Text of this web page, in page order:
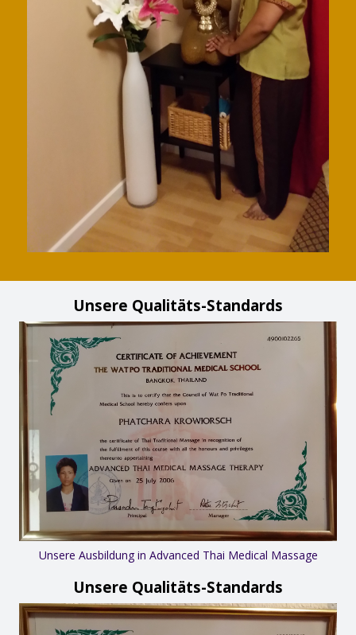
Unsere Qualitäts-Standards
Unsere Ausbildung in Advanced Thai Medical Massage
Unsere Qualitäts-Standards